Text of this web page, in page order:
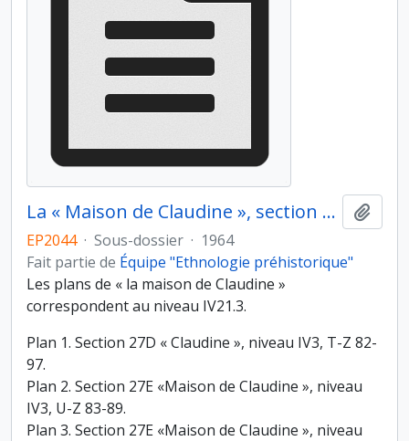
La « Maison de Claudine », section 27D-27E
EP2044 · Sous-dossier · 1964
Fait partie de Équipe "Ethnologie préhistorique"
Les plans de « la maison de Claudine »
correspondent au niveau IV21.3.
Plan 1. Section 27D « Claudine », niveau IV3, T-Z 82-
97.
Plan 2. Section 27E «Maison de Claudine », niveau
IV3, U-Z 83-89.
Plan 3. Section 27E «Maison de Claudine », niveau